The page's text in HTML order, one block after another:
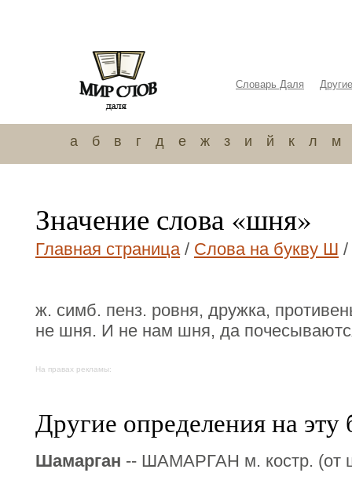
Словарь Даля
а б в г д е ж з и й к л м
Значение слова «шня»
Главная страница/ Слова на букву Ш
ж. симб. пенз. ровня, дружка,
не шня. И не нам шня, да
На правах рекламы:
Другие определения на эту
Шамарган -- ШАМАРГАН м. костр. (от